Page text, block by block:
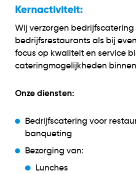
Kernactiviteit:
Wij verzorgen bedrijfscatering
bedrijfsrestaurants als bij
focus op kwaliteit en service
cateringmogelijkheden
Onze diensten:
Bedrijfscatering voor
banqueting
Bezorging van:
Lunches